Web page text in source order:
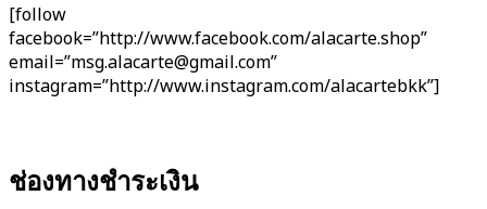
[follow
facebook=”http://www.facebook.com/alacarte.shop”
email=”msg.alacarte@gmail.com”
instagram=”http://www.instagram.com/alacartebkk”]
ช่องทางชำระเงิน